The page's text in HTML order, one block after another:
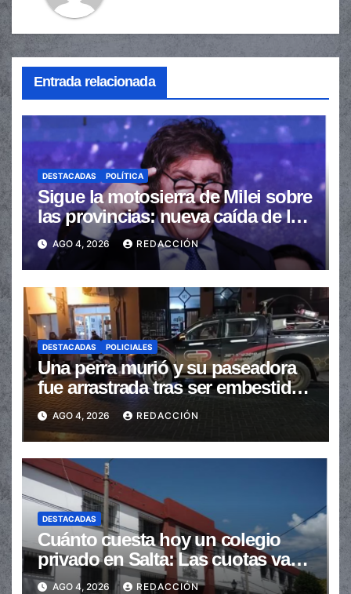
Entrada relacionada
DESTACADAS POLÍTICA
Sigue la motosierra de Milei sobre
las provincias: nueva caída de las
transferencias no automáticas
AGO 4, 2026 REDACCIÓN
DESTACADAS POLICIALES
Una perra murió y su paseadora
fue arrastrada tras ser embestidas
en la senda peatonal
AGO 4, 2026 REDACCIÓN
DESTACADAS
Cuánto cuesta hoy un colegio
privado en Salta: Las cuotas van
de $110.000 a más de $600.000
AGO 4, 2026 REDACCIÓN